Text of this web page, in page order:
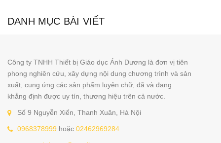
DANH MỤC BÀI VIẾT
Công ty TNHH Thiết bị Giáo dục Ánh Dương là đơn vị tiên
phong nghiên cứu, xây dựng nội dung chương trình và sản
xuất, cung ứng các sản phẩm luyện chữ, đã và đang
khẳng định được uy tín, thương hiệu trên cả nước.
Số 9 Nguyễn Xiển, Thanh Xuân, Hà Nội
0968378999 hoặc 02462969284